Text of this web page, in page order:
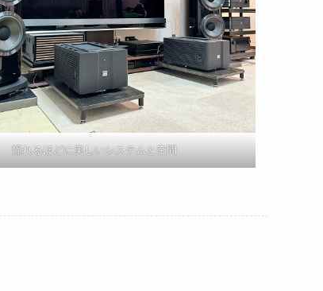
憧れるほどに美しいシステムと空間